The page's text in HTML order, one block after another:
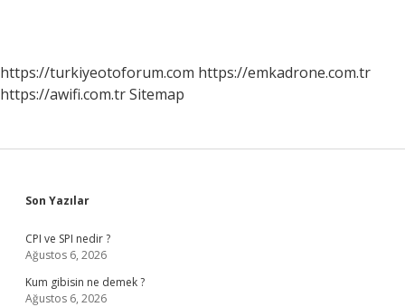
https://turkiyeotoforum.com https://emkadrone.com.tr
https://awifi.com.trSitemap
Sidebar
Son Yazılar
CPI ve SPI nedir ?
Ağustos 6, 2026
Kum gibisin ne demek ?
Ağustos 6, 2026